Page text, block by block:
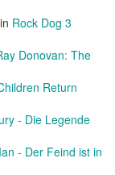
Rock Dog 3
Donovan: The
Return
- Die Legende
- Der Feind ist in